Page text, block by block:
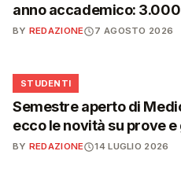
anno accademico: 3.000
BY REDAZIONE 7 AGOSTO 2026
🎓
STUDENTI
Semestre aperto di
ecco le novità su prove
BY REDAZIONE 14 LUGLIO 2026